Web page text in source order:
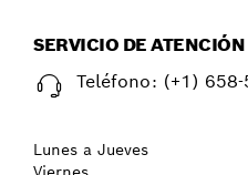
SERVICIO DE
Teléfono: (+1)
Lunes a Jueves